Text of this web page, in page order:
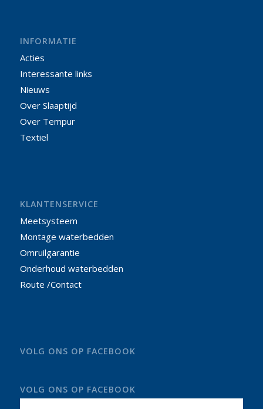
INFORMATIE
Acties
Interessante links
Nieuws
Over Slaaptijd
Over Tempur
Textiel
KLANTENSERVICE
Meetsysteem
Montage waterbedden
Omruilgarantie
Onderhoud waterbedden
Route /Contact
VOLG ONS OP FACEBOOK
VOLG ONS OP FACEBOOK